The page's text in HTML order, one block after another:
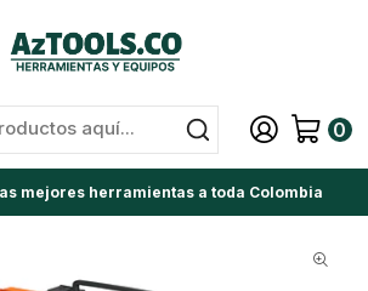
0
mejores herramientas a toda Colombia